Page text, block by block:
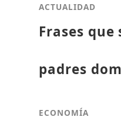
ACTUALIDAD
Frases
padres
ECONOMÍA